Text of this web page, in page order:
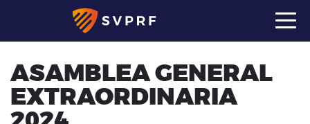
ASAMBLEA GENERAL
EXTRAORDINARIA